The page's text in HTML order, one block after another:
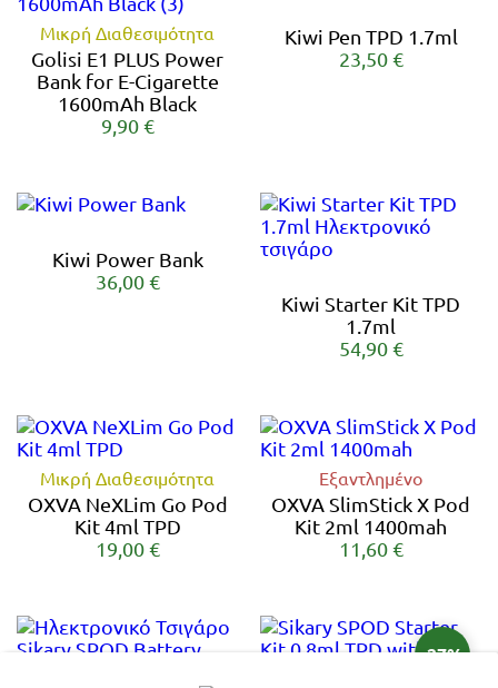
Μικρή Διαθεσιμότητα
Golisi E1 PLUS Power
Bank for E-Cigarette
1600mAh Black
9,90 €
Kiwi Pen TPD 1.7ml
23,50 €
Kiwi Power Bank
36,00 €
Kiwi Starter Kit TPD
1.7ml
54,90 €
Μικρή Διαθεσιμότητα
OXVA NeXLim Go Pod
Kit 4ml TPD
19,00 €
Εξαντλημένο
OXVA SlimStick X Pod
Kit 2ml 1400mah
11,60 €
-27%